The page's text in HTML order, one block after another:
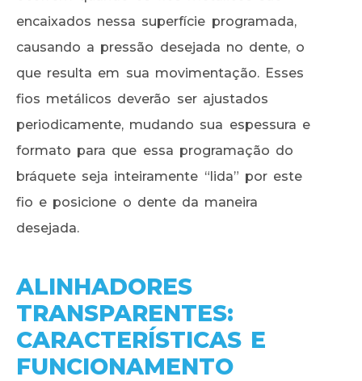
encaixados nessa superfície programada,
causando a pressão desejada no dente, o
que resulta em sua movimentação. Esses
fios metálicos deverão ser ajustados
periodicamente, mudando sua espessura e
formato para que essa programação do
bráquete seja inteiramente “lida” por este
fio e posicione o dente da maneira
desejada.
ALINHADORES
TRANSPARENTES:
CARACTERÍSTICAS E
FUNCIONAMENTO